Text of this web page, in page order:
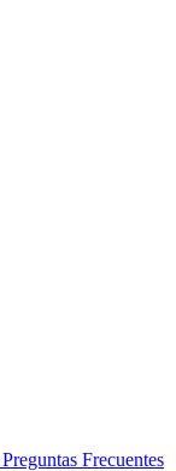
Preguntas Frecuentes